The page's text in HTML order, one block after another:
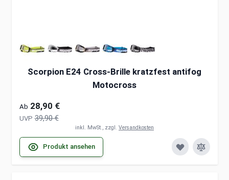
Scorpion E24 Cross-Brille kratzfest antifog
Motocross
Ab 28,90 €
UVP 39,90 €
inkl. MwSt., zzgl. Versandkosten
Produkt ansehen